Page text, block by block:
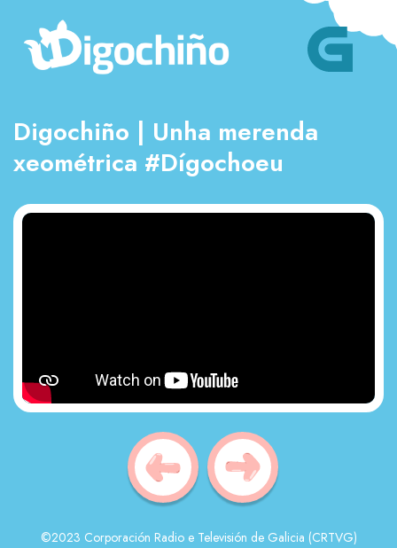
Digochiño | Unha merenda
xeométrica #Dígochoeu
©2023 Corporación Radio e Televisión de Galicia (CRTVG)